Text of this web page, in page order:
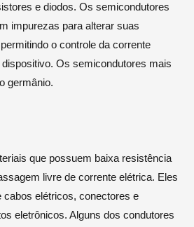
e diodos. Os semicondutores
impurezas para alterar suas
o controle da corrente
Os semicondutores mais
germânio.
que possuem baixa resistência
livre de corrente elétrica. Eles
cabos elétricos, conectores e
eletrônicos. Alguns dos condutores